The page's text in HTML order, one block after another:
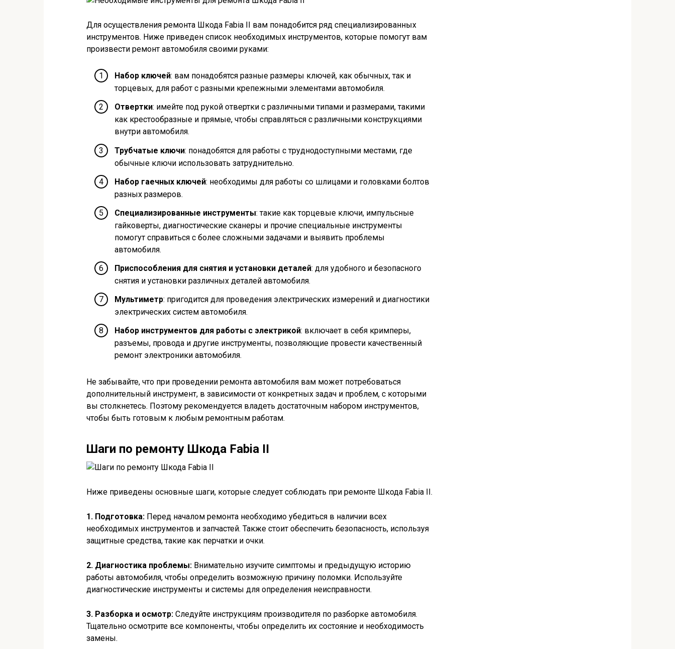
Для осуществления ремонта Шкода Fabia II вам понадобится ряд специализированных
инструментов. Ниже приведен список необходимых инструментов, которые помогут вам
произвести ремонт автомобиля своими руками:
Набор ключей: вам понадобятся разные размеры ключей, как обычных, так и
торцевых, для работ с разными крепежными элементами автомобиля.
Отвертки: имейте под рукой отвертки с различными типами и размерами, такими
как крестообразные и прямые, чтобы справляться с различными конструкциями
внутри автомобиля.
Трубчатые ключи: понадобятся для работы с труднодоступными местами, где
обычные ключи использовать затруднительно.
Набор гаечных ключей: необходимы для работы со шлицами и головками болтов
разных размеров.
Специализированные инструменты: такие как торцевые ключи, импульсные
гайковерты, диагностические сканеры и прочие специальные инструменты
помогут справиться с более сложными задачами и выявить проблемы
автомобиля.
Приспособления для снятия и установки деталей: для удобного и безопасного
снятия и установки различных деталей автомобиля.
Мультиметр: пригодится для проведения электрических измерений и диагностики
электрических систем автомобиля.
Набор инструментов для работы с электрикой: включает в себя кримперы,
разъемы, провода и другие инструменты, позволяющие провести качественный
ремонт электроники автомобиля.
Не забывайте, что при проведении ремонта автомобиля вам может потребоваться
дополнительный инструмент, в зависимости от конкретных задач и проблем, с которыми
вы столкнетесь. Поэтому рекомендуется владеть достаточным набором инструментов,
чтобы быть готовым к любым ремонтным работам.
Шаги по ремонту Шкода Fabia II
Ниже приведены основные шаги, которые следует соблюдать при ремонте Шкода Fabia II.
1. Подготовка: Перед началом ремонта необходимо убедиться в наличии всех
необходимых инструментов и запчастей. Также стоит обеспечить безопасность, используя
защитные средства, такие как перчатки и очки.
2. Диагностика проблемы: Внимательно изучите симптомы и предыдущую историю
работы автомобиля, чтобы определить возможную причину поломки. Используйте
диагностические инструменты и системы для определения неисправности.
3. Разборка и осмотр: Следуйте инструкциям производителя по разборке автомобиля.
Тщательно осмотрите все компоненты, чтобы определить их состояние и необходимость
замены.